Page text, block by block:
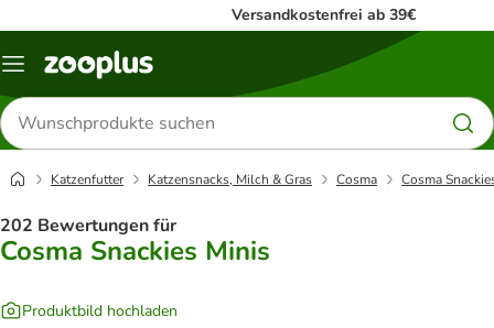
Versandkostenfrei ab 39€
Menü
Produkte
suchen
Katzenfutter Katzensnacks, Milch & Gras Cosma Cosma
202 Bewertungen für
Cosma Snackies Minis
Produktbild hochladen